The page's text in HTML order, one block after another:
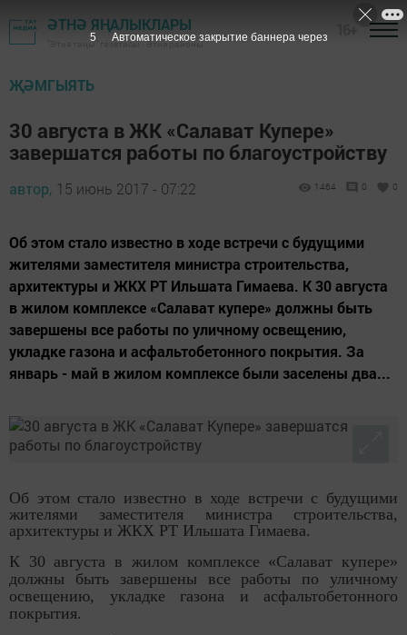
ӘТНӘ ЯҢАЛЫКЛАРЫ
"Әтнә таңы" газетасы - Әтнә районы
ҖӘМГЫЯТЬ
30 августа в ЖК «Салават Купере»
завершатся работы по благоустройству
автор, 15 июнь 2017 - 07:22 1464 0 0
Об этом стало известно в ходе встречи с будущими
жителями заместителя министра строительства,
архитектуры и ЖКХ РТ Ильшата Гимаева. К 30 августа
в жилом комплексе «Салават купере» должны быть
завершены все работы по уличному освещению,
укладке газона и асфальтобетонного покрытия. За
январь - май в жилом комплексе были заселены два...
Об этом стало известно в ходе встречи с будущими
жителями заместителя министра строительства,
архитектуры и ЖКХ РТ Ильшата Гимаева.
К 30 августа в жилом комплексе «Салават купере»
должны быть завершены все работы по уличному
освещению, укладке газона и асфальтобетонного
покрытия.
4 Автоматическое закрытие баннера через